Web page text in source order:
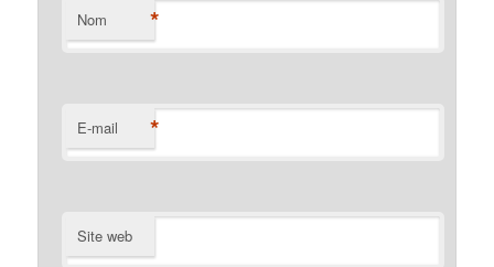
Nom *
E-mail *
Site web